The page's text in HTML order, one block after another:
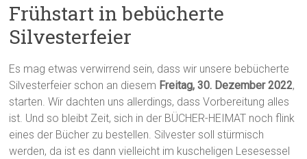
Frühstart in bebücherte
Silvesterfeier
Es mag etwas verwirrend sein, dass wir unsere bebücherte
Silvesterfeier schon an diesem Freitag, 30. Dezember 2022,
starten. Wir dachten uns allerdings, dass Vorbereitung alles
ist. Und so bleibt Zeit, sich in der BÜCHER-HEIMAT noch flink
eines der Bücher zu bestellen. Silvester soll stürmisch
werden, da ist es dann vielleicht im kuscheligen Lesesessel